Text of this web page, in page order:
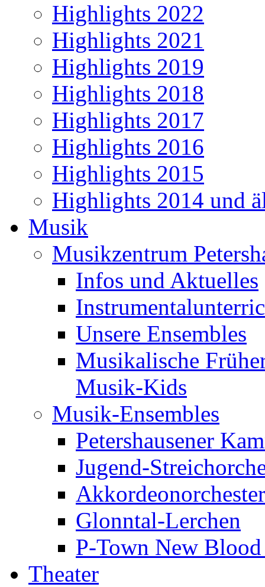
Highlights 2022
Highlights 2021
Highlights 2019
Highlights 2018
Highlights 2017
Highlights 2016
Highlights 2015
Highlights 2014 und
Musik
Musikzentrum
Infos und Aktuelles
Unsere Ensembles
Musikalische
Musik-Kids
Musik-Ensembles
Petershausener
Jugend-
Glonntal-Lerchen
P-Town New Blood
Theater